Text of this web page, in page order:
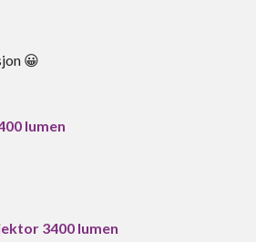
😀
lumen
3400 lumen